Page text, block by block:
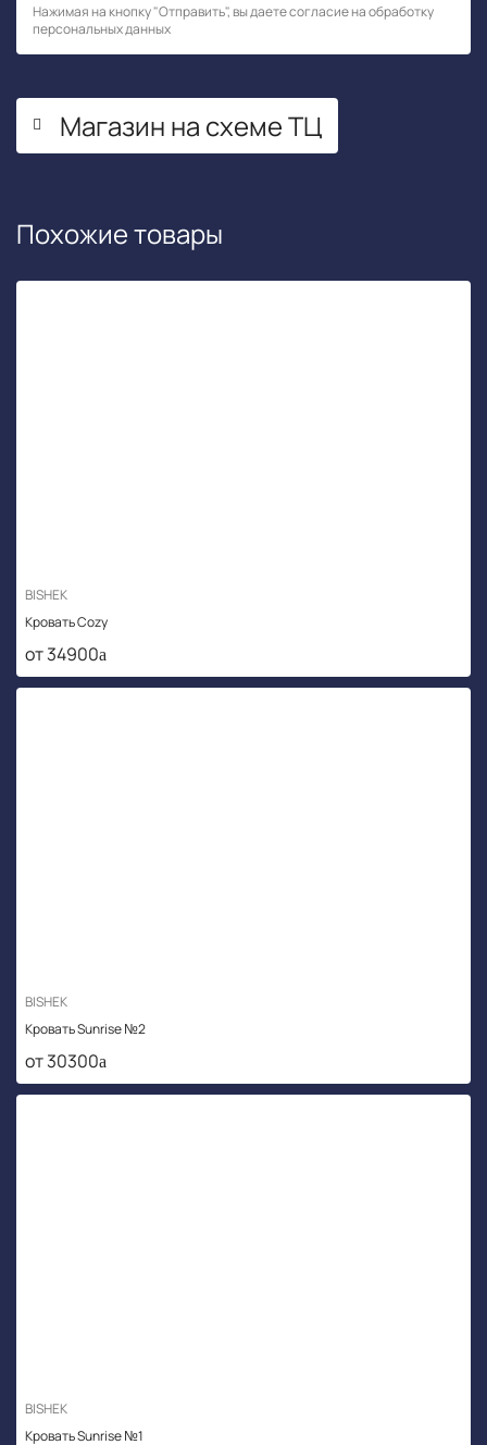
Нажимая на кнопку "Отправить", вы даете согласие на обработку
персональных данных
Магазин на схеме ТЦ
Похожие товары
BISHEK
Кровать Cozy
от 34900
BISHEK
Кровать Sunrise №2
от 30300
BISHEK
Кровать Sunrise №1